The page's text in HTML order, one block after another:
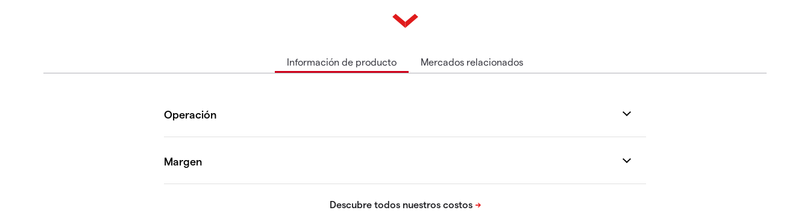
Información de producto Mercados relacionados